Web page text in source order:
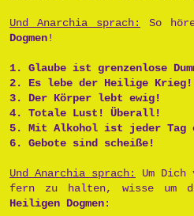
Und Anarchia sprach: So
Dogmen!
1. Glaube ist grenzenlose
2. Es lebe der Heilige Krieg!
3. Der Körper lebt ewig!
4. Totale Lust! Überall!
5. Mit Alkohol ist jeder Tag
6. Gebote sind scheiße!
Und Anarchia sprach: Um Dich
fern zu halten, wisse um
Heiligen Dogmen: